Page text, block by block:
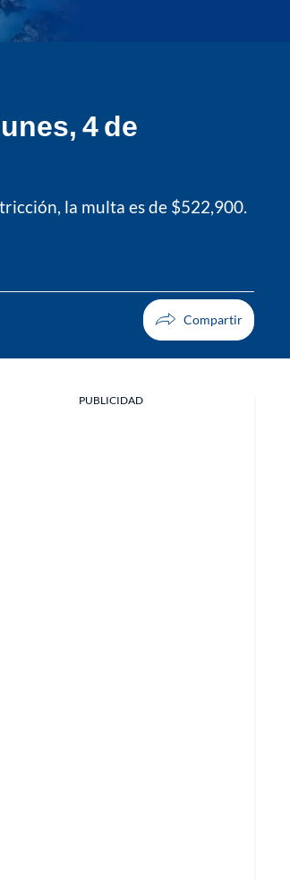
4 de
la multa es de $522,900.
PUBLICIDAD